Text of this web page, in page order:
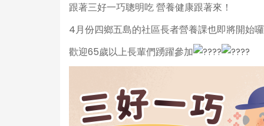
跟著三好一巧聰明吃 營養健康跟著來！
4月份四鄉五島的社區長者營養課也即將開始
歡迎65歲以上長輩們踴躍參加